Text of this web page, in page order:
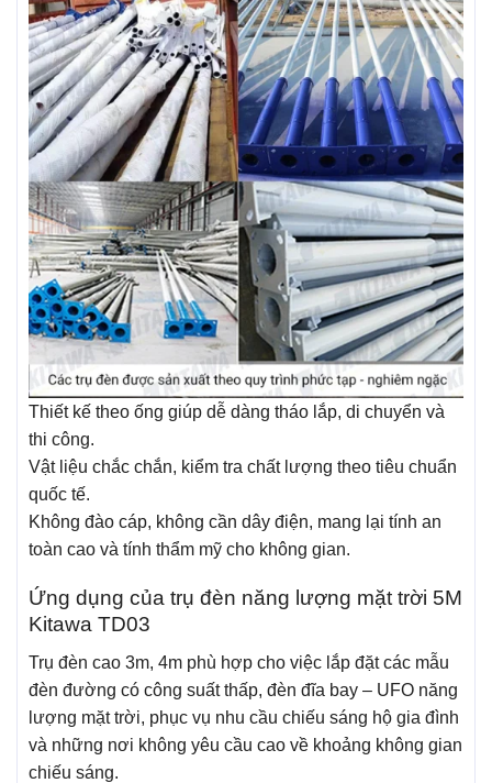
Thiết kế theo ống giúp dễ dàng tháo lắp, di chuyển và
thi công.
Vật liệu chắc chắn, kiểm tra chất lượng theo tiêu chuẩn
quốc tế.
Không đào cáp, không cần dây điện, mang lại tính an
toàn cao và tính thẩm mỹ cho không gian.
Ứng dụng của trụ đèn năng lượng mặt trời 5M
Kitawa TD03
Trụ đèn cao 3m, 4m phù hợp cho việc lắp đặt các mẫu
đèn đường có công suất thấp, đèn đĩa bay – UFO năng
lượng mặt trời, phục vụ nhu cầu chiếu sáng hộ gia đình
và những nơi không yêu cầu cao về khoảng không gian
chiếu sáng.